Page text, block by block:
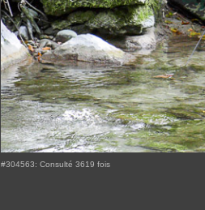
#304563: Consulté 3619 fois